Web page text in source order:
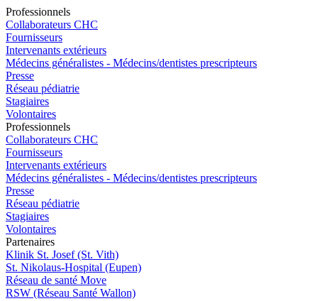
Professionnels
Collaborateurs CHC
Fournisseurs
Intervenants extérieurs
Médecins généralistes - Médecins/dentistes prescripteurs
Presse
Réseau pédiatrie
Stagiaires
Volontaires
Professionnels
Collaborateurs CHC
Fournisseurs
Intervenants extérieurs
Médecins généralistes - Médecins/dentistes prescripteurs
Presse
Réseau pédiatrie
Stagiaires
Volontaires
Partenaires
Klinik St. Josef (St. Vith)
St. Nikolaus-Hospital (Eupen)
Réseau de santé Move
RSW (Réseau Santé Wallon)